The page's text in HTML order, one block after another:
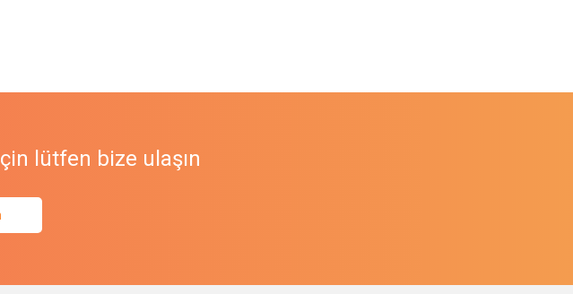
lütfen bize ulaşın